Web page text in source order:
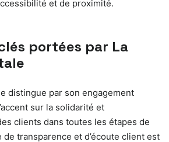
et de proximité.
portées par La
distingue par son engagement
sur la solidarité et
clients dans toutes les étapes de
transparence et d’écoute client est